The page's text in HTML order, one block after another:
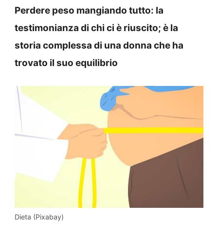
Perdere peso mangiando tutto: la
testimonianza di chi ci è riuscito; è la
storia complessa di una donna che ha
trovato il suo equilibrio
Dieta (Pixabay)